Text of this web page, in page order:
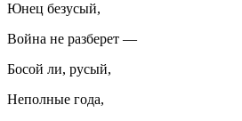
Юнец безусый,
Война не разберет —
Босой ли, русый,
Неполные года,